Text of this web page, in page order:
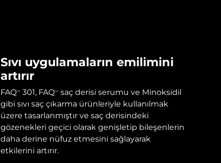
Sıvı uygulamaların emilimini
artırır
FAQTM 301, FAQTM
saç derisi serumu ve Minoksidil
gibi sıvı saç çıkarma ürünleriyle kullanılmak
üzere tasarlanmıştır ve saç derisindeki
gözenekleri geçici olarak genişletip bileşenlerin
daha derine nüfuz etmesini sağlayarak
etkilerini artırır.